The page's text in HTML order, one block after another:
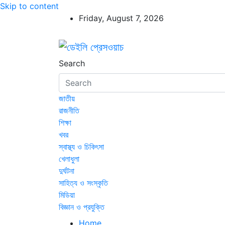
Skip to content
Friday, August 7, 2026
ডেইলি প্রেসওয়াচ
ডেইলি প্রেসওয়াচ মুক্তিযুদ্ধের চেতনায় উদ্বুদ্ধ
Search
জাতীয়
রাজনীতি
শিক্ষা
খবর
স্বাস্থ্য ও চিকিৎসা
খেলাধুলা
দুর্ঘটনা
সাহিত্য ও সংস্কৃতি
মিডিয়া
বিজ্ঞান ও প্রযুক্তি
Home